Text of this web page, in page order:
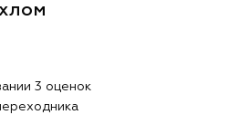
3 оценок